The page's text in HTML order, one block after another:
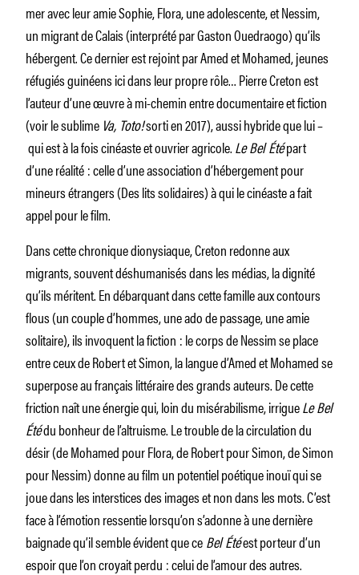
mer avec leur amie Sophie, Flora, une adolescente, et Nessim,
un migrant de Calais (interprété par Gaston Ouedraogo) qu’ils
hébergent. Ce dernier est rejoint par Amed et Mohamed, jeunes
réfugiés guinéens ici dans leur propre rôle… Pierre Creton est
l’auteur d’une œuvre à mi-chemin entre documentaire et fiction
(voir le sublime Va, Toto!sorti en 2017), aussi hybride que lui –
qui est à la fois cinéaste et ouvrier agricole.Le Bel Étépart
d’une réalité : celle d’une association d’hébergement pour
mineurs étrangers (Des lits solidaires) à qui le cinéaste a fait
appel pour le film.
Dans cette chronique dionysiaque, Creton redonne aux
migrants, souvent déshumanisés dans les médias, la dignité
qu’ils méritent. En débarquant dans cette famille aux contours
flous (un couple d’hommes, une ado de passage, une amie
solitaire), ils invoquent la fiction : le corps de Nessim se place
entre ceux de Robert et Simon, la langue d’Amed et Mohamed se
superpose au français littéraire des grands auteurs. De cette
friction naît une énergie qui, loin du misérabilisme, irrigueLe Bel
Étédu bonheur de l’altruisme. Le trouble de la circulation du
désir (de Mohamed pour Flora, de Robert pour Simon, de Simon
pour Nessim) donne au film un potentiel poétique inouï qui se
joue dans les interstices des images et non dans les mots. C’est
face à l’émotion ressentie lorsqu’on s’adonne à une dernière
baignade qu’il semble évident que ceBel Étéest porteur d’un
espoir que l’on croyait perdu : celui de l’amour des autres.